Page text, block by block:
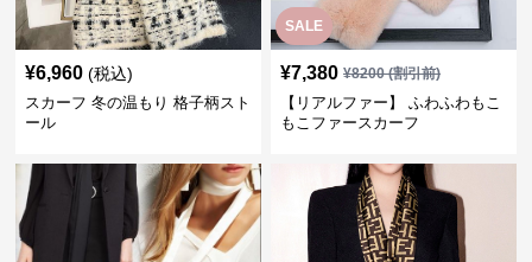
¥6,960 (税込)
スカーフ 冬の温もり 格子柄スト
ール
SALE
¥7,380 ¥8200(割引前)
【リアルファー】 ふわふわもこ
もこファースカーフ